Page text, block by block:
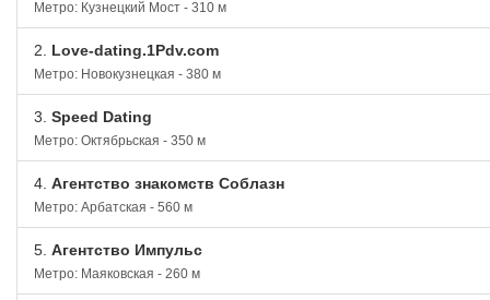
Метро: Кузнецкий Мост - 310 м
2. Love-dating.1Pdv.com
Метро: Новокузнецкая - 380 м
3. Speed Dating
Метро: Октябрьская - 350 м
4. Агентство знакомств Соблазн
Метро: Арбатская - 560 м
5. Агентство Импульс
Метро: Маяковская - 260 м